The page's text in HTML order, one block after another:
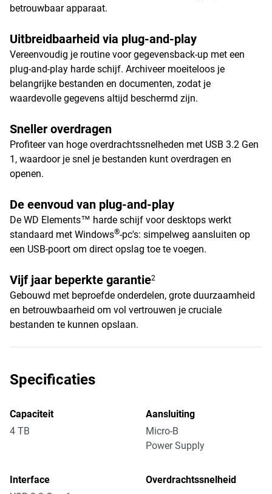
betrouwbaar apparaat.
Uitbreidbaarheid via plug-and-play
Vereenvoudig je routine voor gegevensback-up met een
plug-and-play harde schijf. Archiveer moeiteloos je
belangrijke bestanden en documenten, zodat je
waardevolle gegevens altijd beschermd zijn.
Sneller overdragen
Profiteer van hoge overdrachtssnelheden met USB 3.2 Gen
1, waardoor je snel je bestanden kunt overdragen en
openen.
De eenvoud van plug-and-play
De WD Elements™ harde schijf voor desktops werkt
standaard met Windows®-pc's: simpelweg aansluiten op
een USB-poort om direct opslag toe te voegen.
Vijf jaar beperkte garantie2
Gebouwd met beproefde onderdelen, grote duurzaamheid
en betrouwbaarheid om vol vertrouwen je cruciale
bestanden te kunnen opslaan.
Specificaties
Capaciteit
4 TB
Aansluiting
Micro-B
Power Supply
Interface
Overdrachtssnelheid